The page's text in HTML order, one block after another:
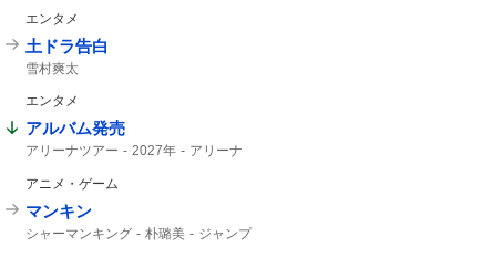
エンタメ
土ドラ告白
雪村爽太
エンタメ
アルバム発売
アリーナツアー 2027年 アリーナ
アニメ・ゲーム
マンキン
シャーマンキング 朴璐美
ジャンプ